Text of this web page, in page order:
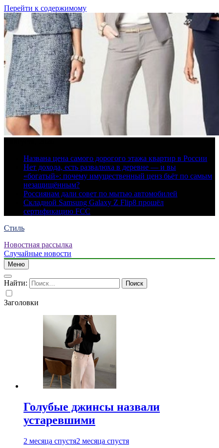
Перейти к содержимому
Названа цена самого дорогого этажа квартир в России
Нет дохода, есть развалюха в деревне — и вы
«богатый»: почему имущественный ценз бьёт по самым
незащищённым?
Россиянам дали совет по мытью автомобилей
Складной Samsung Galaxy Z Flip8 прошёл
сертификацию FCC
Стиль
Новостная рассылка
Случайные новости
Меню
Найти:
Заголовки
Голубые джинсы назвали
устаревшими
2 месяца спустя2 месяца спустя